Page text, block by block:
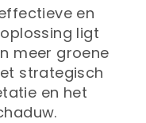
en
ligt
meer groene
strategisch
en het